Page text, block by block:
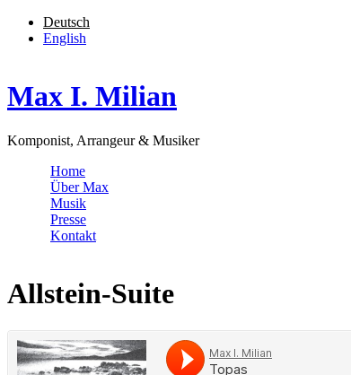
Skip to navigation
Skip to main content
Deutsch
English
Max I. Milian
Komponist, Arrangeur & Musiker
Home
Über Max
Musik
Presse
Kontakt
Allstein-Suite